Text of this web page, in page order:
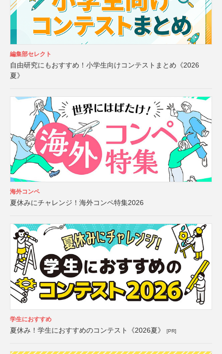
編集部セレクト
自由研究にもおすすめ！小学生向けコンテストまとめ《2026
夏》
海外コンペ
夏休みにチャレンジ！海外コンペ特集2026
学生におすすめ
夏休み！学生におすすめのコンテスト《2026夏》 [PR]